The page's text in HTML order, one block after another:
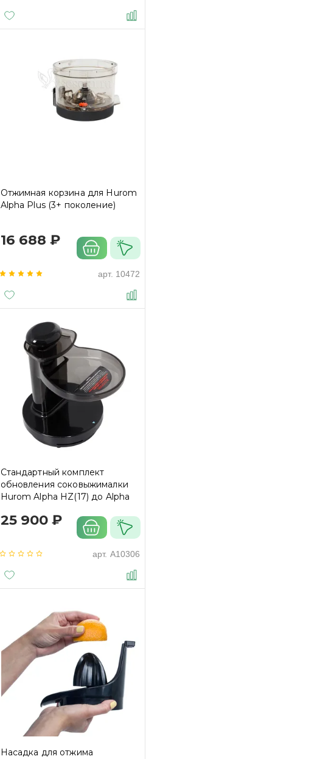
Отжимная корзина для Hurom
Alpha Plus (3+ поколение)
16 688 ₽
арт. 10472
Стандартный комплект
обновления соковыжималки
Hurom Alpha HZ(17) до Alpha
25 900 ₽
арт. A10306
Насадка для отжима